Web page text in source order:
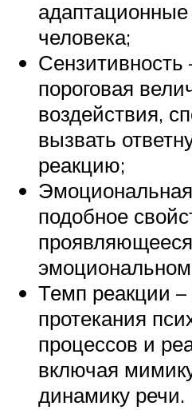
человека;
пороговая
воздействия,
вызвать
реакцию;
подобное
Темп реакции –
протекания
процессов и
включая
динамику речи.